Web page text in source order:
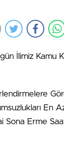
İlimiz Kamu
En
Sona Erme